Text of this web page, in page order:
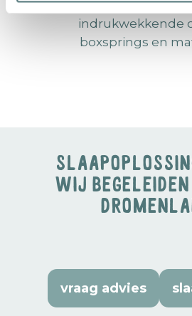
resulteren in
indrukwekkende
boxsprings en
Wij
vraag advies